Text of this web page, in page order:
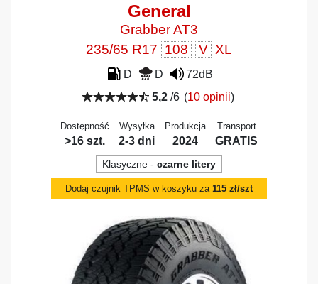
General
Grabber AT3
235/65 R17 108 V XL
D D
72dB
5,2/6 (10 opinii)
Dostępność
>16 szt.
Wysyłka
2-3 dni
Produkcja
2024
Transport
GRATIS
Klasyczne - czarne litery
Dodaj czujnik TPMS w koszyku za 115 zł/szt